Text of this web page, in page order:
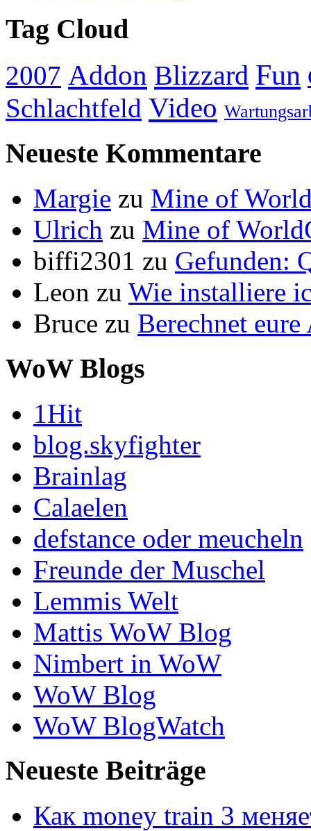
Tag Cloud
2007 Addon Blizzard Fun
Schlachtfeld Video
Neueste Kommentare
Margie zu Mine of
Ulrich zu Mine of
biffi2301 zu Gefunden:
Leon zu Wie installiere
Bruce zu Berechnet
WoW Blogs
1Hit
blog.skyfighter
Brainlag
Calaelen
defstance oder meucheln
Freunde der Muschel
Lemmis Welt
Mattis WoW Blog
Nimbert in WoW
WoW Blog
WoW BlogWatch
Neueste Beiträge
Как money train 3